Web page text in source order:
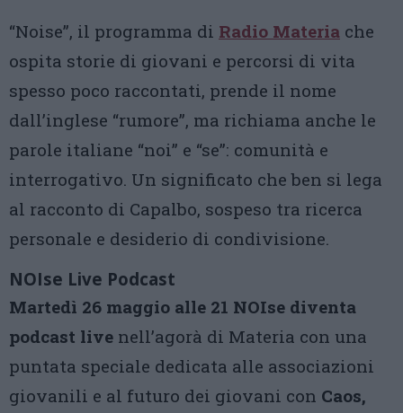
“Noise”, il programma di Radio Materia che
ospita storie di giovani e percorsi di vita
spesso poco raccontati, prende il nome
dall’inglese “rumore”, ma richiama anche le
parole italiane “noi” e “se”: comunità e
interrogativo. Un significato che ben si lega
al racconto di Capalbo, sospeso tra ricerca
personale e desiderio di condivisione.
NOIse Live Podcast
Martedì 26 maggio alle 21 NOIse diventa
podcast live nell’agorà di Materia con una
puntata speciale dedicata alle associazioni
giovanili e al futuro dei giovani con Caos,